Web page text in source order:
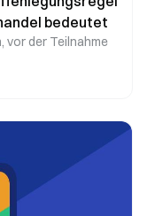
bedeutet
vor der Teilnahme
Sie, wie